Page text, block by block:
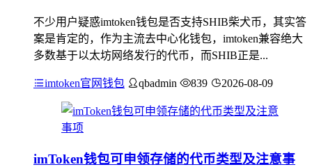
不少用户疑惑imtoken钱包是否支持SHIB柴犬币，其实答
案是肯定的，作为主流去中心化钱包，imtoken兼容绝大
多数基于以太坊网络发行的代币，而SHIB正是...
imtoken官网钱包 qbadmin 839 2026-08-09
imToken钱包可申领存储的代币类型及注意事